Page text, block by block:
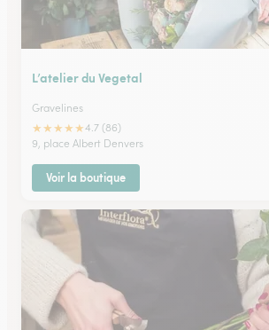
L’atelier du Vegetal
Gravelines
★★★★★4.7 (86)
9, place Albert Denvers
Voir la boutique